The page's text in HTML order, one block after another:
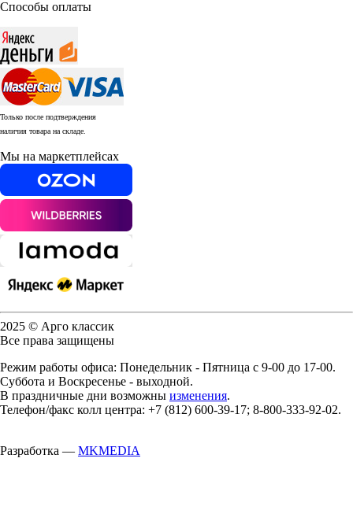
Способы оплаты
Только после подтверждения
наличия товара на складе.
Мы на маркетплейсах
2025 © Арго классик
Все права защищены
Режим работы офиса: Понедельник - Пятница с 9-00 до 17-00.
Суббота и Воскресенье - выходной.
В праздничные дни возможны изменения.
Телефон/факс колл центра: +7 (812) 600-39-17; 8-800-333-92-02.
Разработка — MKMEDIA